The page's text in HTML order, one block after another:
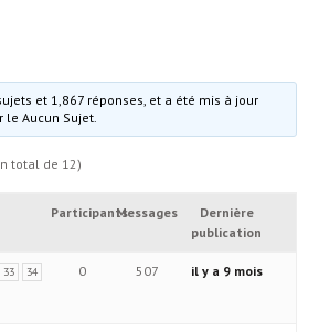
et 1,867 réponses, et a été mis à jour
le Aucun Sujet.
total de 12)
ParticipantsMessages
Dernière
publication
33 34 0 507 il y a 9 mois